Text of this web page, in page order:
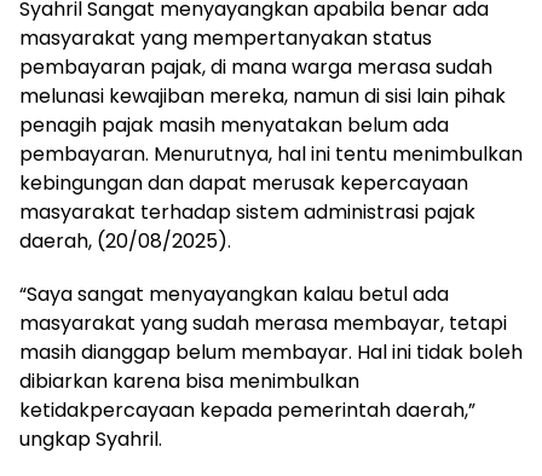
Syahril Sangat menyayangkan apabila benar ada
masyarakat yang mempertanyakan status
pembayaran pajak, di mana warga merasa sudah
melunasi kewajiban mereka, namun di sisi lain pihak
penagih pajak masih menyatakan belum ada
pembayaran. Menurutnya, hal ini tentu menimbulkan
kebingungan dan dapat merusak kepercayaan
masyarakat terhadap sistem administrasi pajak
daerah, (20/08/2025).
“Saya sangat menyayangkan kalau betul ada
masyarakat yang sudah merasa membayar, tetapi
masih dianggap belum membayar. Hal ini tidak boleh
dibiarkan karena bisa menimbulkan
ketidakpercayaan kepada pemerintah daerah,”
ungkap Syahril.